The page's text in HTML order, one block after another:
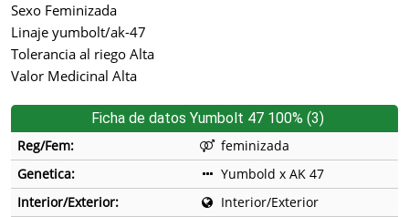
Sexo Feminizada
Linaje yumbolt/ak-47
Tolerancia al riego Alta
Valor Medicinal Alta
Ficha de datos Yumbolt 47 100% (3)
Reg/Fem:
feminizada
Genetica:
Yumbold x AK 47
Interior/Exterior:
Interior/Exterior